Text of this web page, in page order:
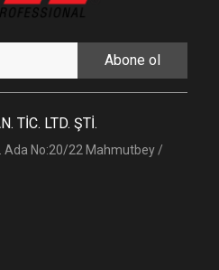
Abone ol
TİC. LTD. ŞTİ.
Ada No:20/22 Mahmutbey /